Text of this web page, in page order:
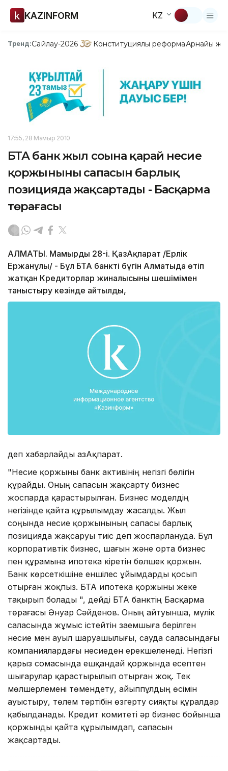
KAZINFORM KZ
Тренд:Сайлау-2026 Конституциялық реформаАрнайы
17:55, 28 Мамыр 2010
БТА банк жыл соңына қарай несие
қоржынының сапасын барлық
позицияда жақсартады - Басқарма
төрағасы
АЛМАТЫ. Мамырдың 28-і. ҚазАқпарат /Ерлік
Ержанұлы/ - Бұл БТА банктің бүгін Алматыда өтіп
жатқан Кредиторлар жиналысының шешімімен
таныстыру кезінде айтылды,
деп хабарлайды ҚазАқпарат.
"Несие қоржыны банк активінің негізгі бөлігін
құрайды. Оның сапасын жақсарту бизнес
жоспарда қарастырылған. Бизнес моделдің
негізінде қайта құрылымдау жасалды. Жыл
соңында несие қоржынының сапасы барлық
позицияда жақсаруы тиіс деп жоспарлануда. Бұл
корпоративтік бизнес, шағын және орта бизнес
пен құрамына ипотека кіретін бөлшек қоржын.
Банк көрсеткішіне еншілес ұйымдарды қосып
отырған жоқпыз. БТА ипотека қоржыны жеке
тақырып болады ", дейді БТА банктің Басқарма
төрағасы Әнуар Сәйденов. Оның айтуынша, мүлік
саласында жұмыс істейтін заемшыға берілген
несие мен ауыл шаруашылығы, сауда саласындағы
компаниялардағы несиеден ерекшеленеді. Негізгі
қарыз сомасында ешқандай қоржында есептен
шығарулар қарастырылып отырған жоқ. Тек
мөлшерлемені төмендету, айыппұлдың өсімін
ауыстыру, төлем тәртібін өзгерту сияқты құралдар
қабылданады. Кредит комитеті әр бизнес бойынша
қоржынды қайта құрылымдап, сапасын
жақсартады.